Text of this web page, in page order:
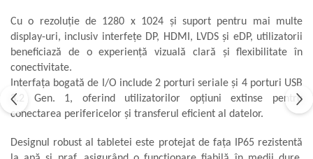
Aliniere hidro & termo
Termografie
Cu o rezoluție de 1280 x 1024 și suport pentru mai multe
display-uri, inclusiv interfețe DP, HDMI, LVDS și eDP, utilizatorii
beneficiază de o experiență vizuală clară și flexibilitate în
conectivitate.
Interfața bogată de I/O include 2 porturi seriale și 4 porturi USB
3.2 Gen. 1, oferind utilizatorilor opțiuni extinse pentru
conectarea perifericelor și transferul eficient al datelor.
Designul robust al tabletei este protejat de fața IP65 rezistentă